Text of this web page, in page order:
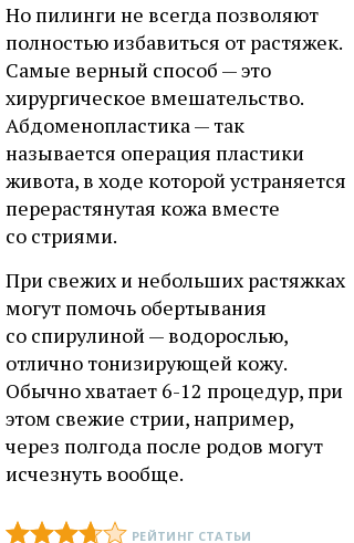
Но пилинги не всегда позволяют
полностью избавиться от растяжек.
Самые верный способ — это
хирургическое вмешательство.
Абдоменопластика — так
называется операция пластики
живота, в ходе которой устраняется
перерастянутая кожа вместе
со стриями.
При свежих и небольших растяжках
могут помочь обертывания
со спирулиной — водорослью,
отлично тонизирующей кожу.
Обычно хватает 6-12 процедур, при
этом свежие стрии, например,
через полгода после родов могут
исчезнуть вообще.
РЕЙТИНГ СТАТЬИ